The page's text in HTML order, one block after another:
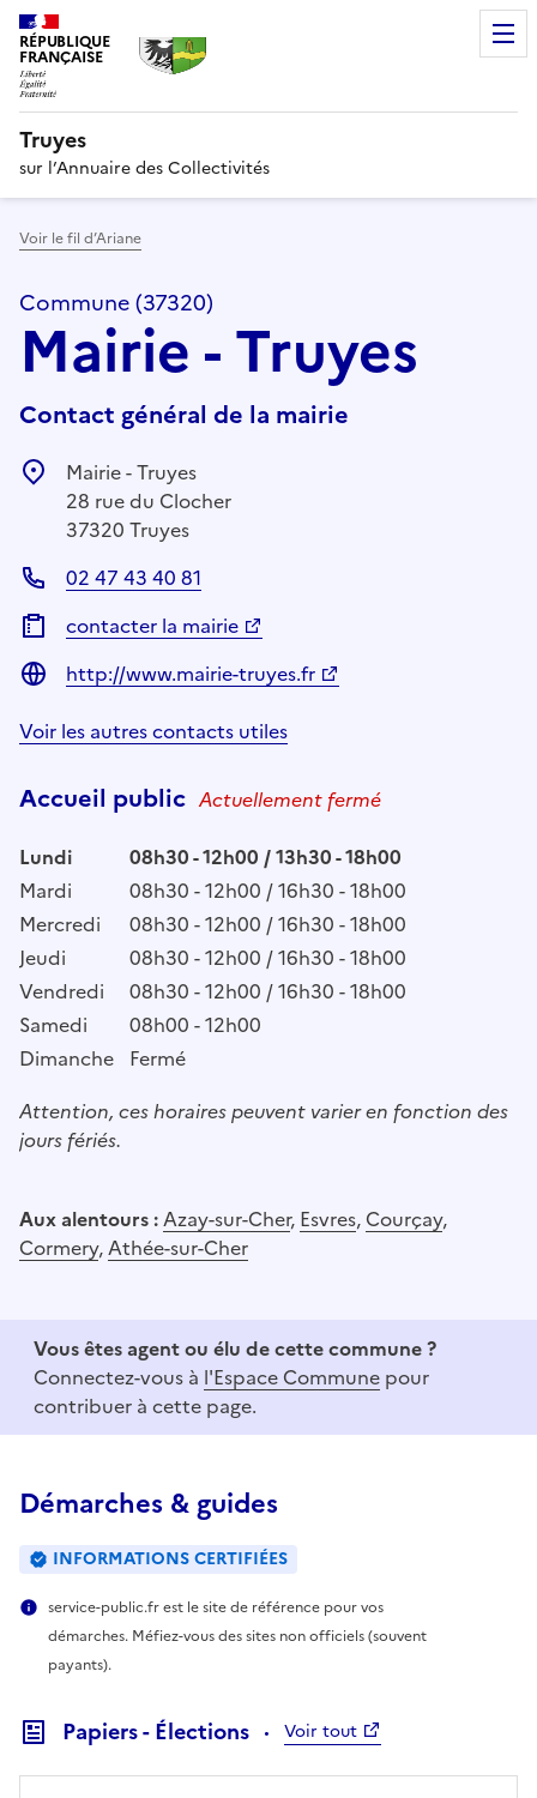
RÉPUBLIQUE
FRANÇAISE
Truyes
sur l’Annuaire des Collectivités
Voir le fil d’Ariane
Commune (37320)
Mairie - Truyes
Contact général de la mairie
Mairie - Truyes
28 rue du Clocher
37320 Truyes
02 47 43 40 81
contacter la mairie
http://www.mairie-truyes.fr
Voir les autres contacts utiles
Accueil public Actuellement fermé
Lundi
08h30 - 12h00 / 13h30 - 18h00
Mardi
08h30 - 12h00 / 16h30 - 18h00
Mercredi
08h30 - 12h00 / 16h30 - 18h00
Jeudi
08h30 - 12h00 / 16h30 - 18h00
Vendredi
08h30 - 12h00 / 16h30 - 18h00
Samedi
08h00 - 12h00
Dimanche Fermé
Attention, ces horaires peuvent varier en fonction des
jours fériés.
Aux alentours :Azay-sur-Cher, Esvres, Courçay,
Cormery,Athée-sur-Cher
Vous êtes agent ou élu de cette commune ?
Connectez-vous à l'Espace Commune pour
contribuer à cette page.
Démarches & guides
INFORMATIONS CERTIFIÉES
service-public.fr est le site de référence pour vos
démarches. Méfiez-vous des sites non officiels (souvent
payants).
Papiers - Élections Voir tout